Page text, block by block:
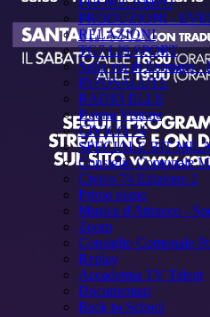
PRODUZIONI -
RELAZIONI
TG7 LIS SPORT
Sulla via di Emmaus -
INFOSALUTE
RADIO ELLE
Buona Visione
CIVICO 74
SPECIALE BIT
Consiglio Comunale
Civico 74 Edizione 2
Primo piano
Musica d'Attracco -
Zoom
Consiglio Comunale
Replay
Accademia TV Talent
Documentari
Back to School